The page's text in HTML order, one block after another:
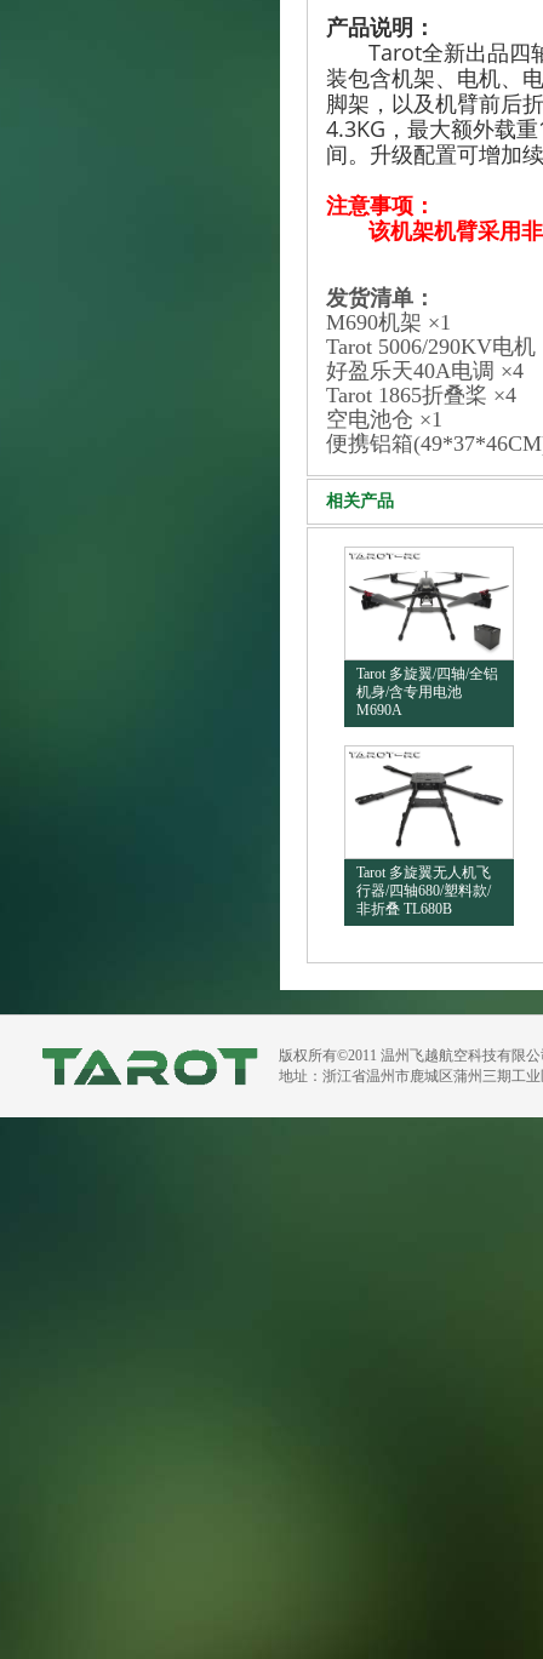
产品说明：
Tarot全新出品四轴
装包含机架、电机、
脚架，以及机臂前后
4.3KG，最大额外载
间。升级配置可增加
注意事项：
该机架机臂采用非
发货清单：
M690机架 ×1
Tarot 5006/290KV电机
好盈乐天40A电调 ×4
Tarot 1865折叠桨 ×4
空电池仓 ×1
便携铝箱
相关产品
Tarot 多旋翼/四轴/全铝
机身/含专用电池
M690A
Tarot 多旋翼无人机飞
行器/四轴680/塑料款/
非折叠 TL680B
版权所有©2011 温州飞越航空科技有限
地址：浙江省温州市鹿城区蒲州三期工业